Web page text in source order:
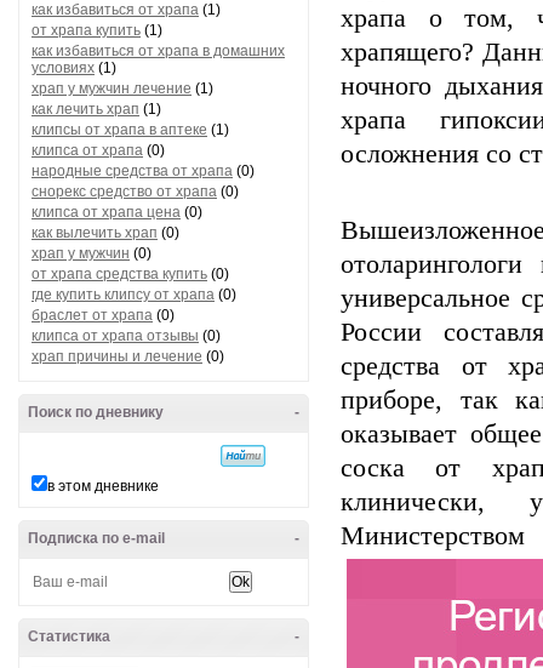
как избавиться от храпа (1)
от храпа купить (1)
как избавиться от храпа в домашних
условиях (1)
храп у мужчин лечение (1)
как лечить храп (1)
клипсы от храпа в аптеке (1)
клипса от храпа (0)
народные средства от храпа (0)
снорекс средство от храпа (0)
клипса от храпа цена (0)
как вылечить храп (0)
храп у мужчин (0)
от храпа средства купить (0)
где купить клипсу от храпа (0)
браслет от храпа (0)
клипса от храпа отзывы (0)
храп причины и лечение (0)
-
Поиск по дневнику
в этом дневнике
-
Подписка по e-mail
-
Статистика
храпа о том,
храпящего?
ночного
храпа
осложнения со
универсальное
России
средства от
приборе, так
оказывает
соска от
клинически,